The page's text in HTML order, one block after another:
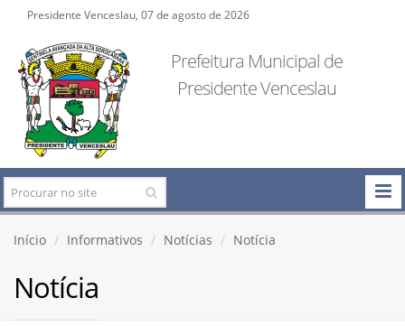
Presidente Venceslau, 07 de agosto de 2026
Prefeitura Municipal de
Presidente Venceslau
Início Informativos Notícias Notícia
Notícia